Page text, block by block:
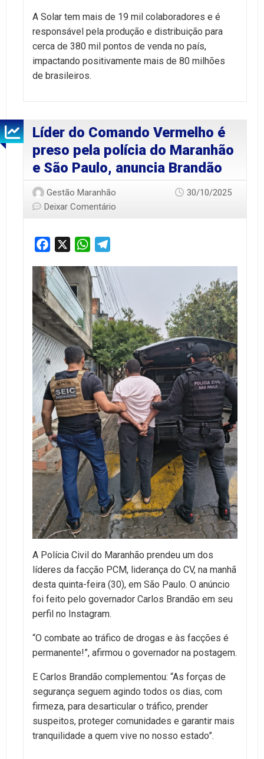
A Solar tem mais de 19 mil colaboradores e é
responsável pela produção e distribuição para
cerca de 380 mil pontos de venda no país,
impactando positivamente mais de 80 milhões
de brasileiros.
Líder do Comando Vermelho é
preso pela polícia do Maranhão
e São Paulo, anuncia Brandão
Gestão Maranhão
30/10/2025
Deixar Comentário
Facebook WhatsApp
A Polícia Civil do Maranhão prendeu um dos
líderes da facção PCM, liderança do CV, na manhã
desta quinta-feira (30), em São Paulo. O anúncio
foi feito pelo governador Carlos Brandão em seu
perfil no Instagram.
“O combate ao tráfico de drogas e às facções é
permanente!”, afirmou o governador na postagem.
E Carlos Brandão complementou: “As forças de
segurança seguem agindo todos os dias, com
firmeza, para desarticular o tráfico, prender
suspeitos, proteger comunidades e garantir mais
tranquilidade a quem vive no nosso estado”.